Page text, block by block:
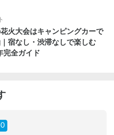
火大会はキャンピングカーで
宿なし・渋滞なしで楽しむ
完全ガイド